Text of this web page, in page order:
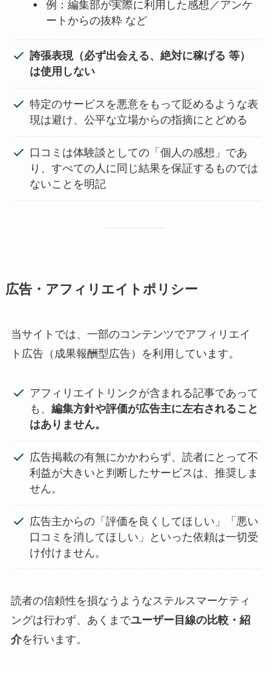
例：編集部が実際に利用した感想／アンケ
ートからの抜粋 など
誇張表現（必ず出会える、絶対に稼げる 等）
は使用しない
特定のサービスを悪意をもって貶めるような表
現は避け、公平な立場からの指摘にとどめる
口コミは体験談としての「個人の感想」であ
り、すべての人に同じ結果を保証するものでは
ないことを明記
広告・アフィリエイトポリシー
当サイトでは、一部のコンテンツでアフィリエイ
ト広告（成果報酬型広告）を利用しています。
アフィリエイトリンクが含まれる記事であって
も、編集方針や評価が広告主に左右されること
はありません。
広告掲載の有無にかかわらず、読者にとって不
利益が大きいと判断したサービスは、推奨しま
せん。
広告主からの「評価を良くしてほしい」「悪い
口コミを消してほしい」といった依頼は一切受
け付けません。
読者の信頼性を損なうようなステルスマーケティ
ングは行わず、あくまでユーザー目線の比較・紹
介を行います。